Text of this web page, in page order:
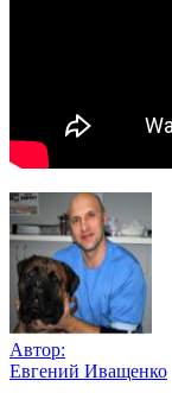
Автор:
Евгений Иващенко